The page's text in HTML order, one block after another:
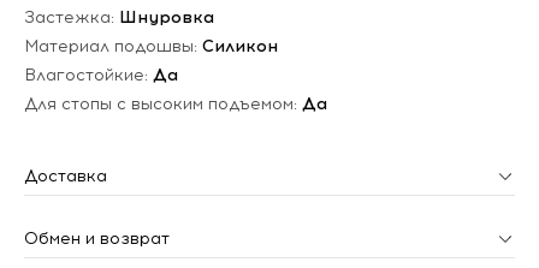
Застежка: Шнуровка
Материал подошвы: Силикон
Влагостойкие: Да
Для стопы с высоким подъемом: Да
Доставка
Обмен и возврат